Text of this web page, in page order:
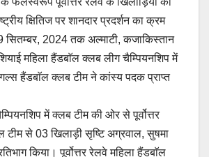
s
A
p
p
y
Li
n
k
e
क्षितिज पर शानदार प्रदर्शन का क्रम
सितम्बर, 2024 तक अल्माटी, कजाकिस्तान
महिला हैंडबाॅल क्लब लीग चैम्पियनशिप में
हैंडबाॅल क्लब टीम ने कांस्य पदक प्राप्त
में क्लब टीम की ओर से पूर्वोत्तर
टीम से 03 खिलाड़ी सृष्टि अग्रवाल, सुषमा
किया। पूर्वोत्तर रेलवे महिला हैंडबाॅल